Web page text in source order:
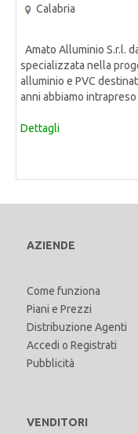
Calabria
Amato Alluminio S.r.l.
specializzata nella
alluminio e PVC
anni abbiamo
Dettagli
AZIENDE
Come funziona
Piani e Prezzi
Distribuzione Agenti
Accedi o Registrati
Pubblicità
VENDITORI